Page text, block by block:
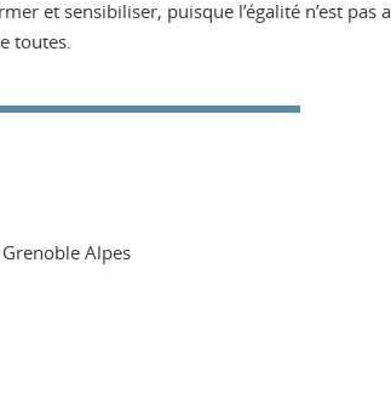
et sensibiliser, puisque l’égalité n’est
toutes.
Alpes